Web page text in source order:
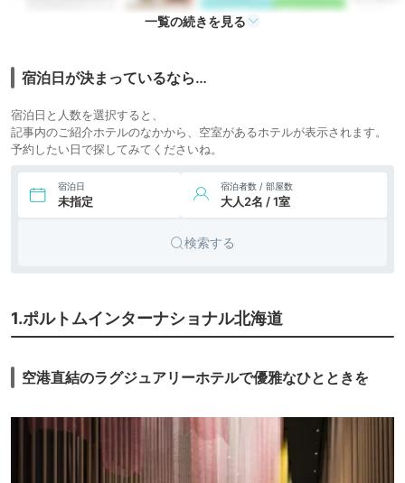
icotto 楽天トラベル
テル
一覧の続きを見る
宿泊日が決まっているなら…
宿泊日と人数を選択すると、
記事内のご紹介ホテルのなかから、空室があるホテルが表示されます。
予約したい日で探してみてくださいね。
宿泊日
未指定
宿泊者数 / 部屋数
大人2名 / 1室
検索する
1.ポルトムインターナショナル北海道
空港直結のラグジュアリーホテルで優雅なひとときを